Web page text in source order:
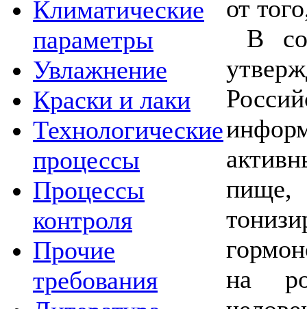
Климатические
параметры
Увлажнение
Краски и лаки
Технологические
процессы
Процессы
контроля
Прочие
требования
от
В
на